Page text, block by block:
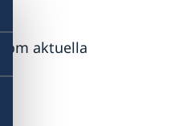
om aktuella